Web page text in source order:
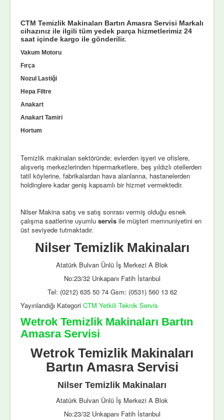
CTM Temizlik Makinaları Bartın Amasra Servisi Markalı
cihazınız ile ilgili tüm yedek parça hizmetlerimiz 24
saat içinde kargo ile gönderilir.
Vakum Motoru
Fırça
Nozul Lastiği
Hepa Filtre
Anakart
Anakart Tamiri
Hortum
Temizlik makinaları sektöründe; evlerden işyeri ve ofislere,
alışveriş merkezlerinden hipermarketlere, beş yıldızlı otellerden
tatil köylerine, fabrikalardan hava alanlarına, hastanelerden
holdinglere kadar geniş kapsamlı bir hizmet vermektedir.
Nilser Makina satış ve satış sonrası vermiş olduğu esnek
çalışma saatlerine uyumlu servis ile müşteri memnuniyetini en
üst seviyede tutmaktadır.
Nilser Temizlik Makinaları
Atatürk Bulvarı Ünlü İş Merkezi A Blok
No:23/32 Unkapanı Fatih İstanbul
Tel: (0212) 635 50 74 Gsm: (0531) 560 13 62
Yayınlandığı Kategori CTM Yetkili Teknik Servis
Wetrok Temizlik Makinaları Bartın
Amasra Servisi
Wetrok Temizlik Makinaları
Bartın Amasra Servisi
Nilser Temizlik Makinaları
Atatürk Bulvarı Ünlü İş Merkezi A Blok
No:23/32 Unkapanı Fatih İstanbul